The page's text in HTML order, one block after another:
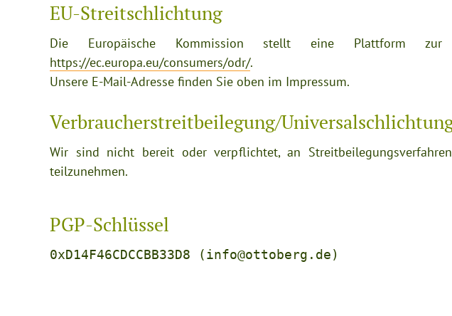
EU-Streitschlichtung
Die Europäische Kommission stellt eine Plattform zur
https://ec.europa.eu/consumers/odr/.
Unsere E-Mail-Adresse finden Sie oben im Impressum.
Verbraucher­streit­beilegung/
Wir sind nicht bereit oder verpflichtet, an
teilzunehmen.
PGP-Schlüssel
0xD14F46CDCCBB33D8 (info@ottoberg.de)